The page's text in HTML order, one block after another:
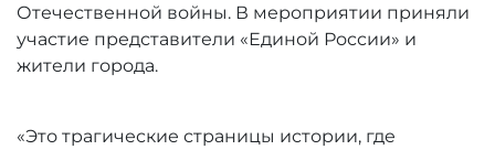
Отечественной войны. В мероприятии приняли
участие представители «Единой России» и
жители города.
«Это трагические страницы истории, где